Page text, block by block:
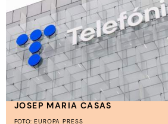
JOSEP MARIA CASAS
FOTO: EUROPA PRESS